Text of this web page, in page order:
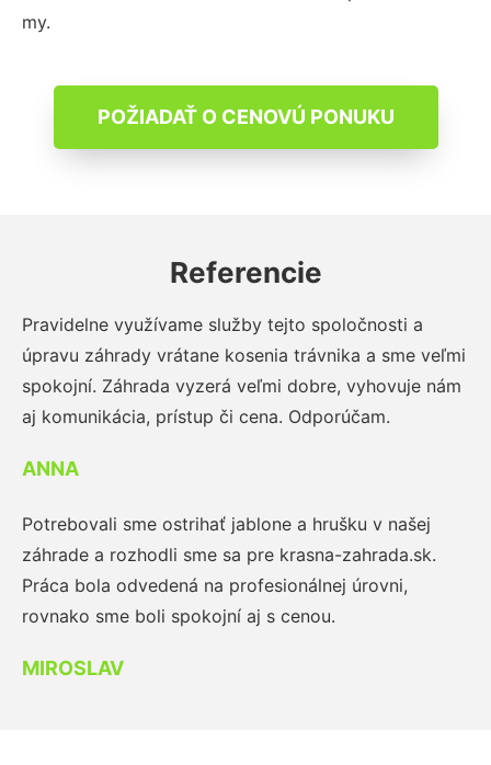
my.
POŽIADAŤ O CENOVÚ PONUKU
Referencie
Pravidelne využívame služby tejto spoločnosti a
úpravu záhrady vrátane kosenia trávnika a sme veľmi
spokojní. Záhrada vyzerá veľmi dobre, vyhovuje nám
aj komunikácia, prístup či cena. Odporúčam.
ANNA
Potrebovali sme ostrihať jablone a hrušku v našej
záhrade a rozhodli sme sa pre krasna-zahrada.sk.
Práca bola odvedená na profesionálnej úrovni,
rovnako sme boli spokojní aj s cenou.
MIROSLAV